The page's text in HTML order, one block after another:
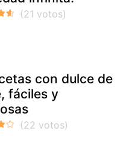
con dulce de
fáciles y